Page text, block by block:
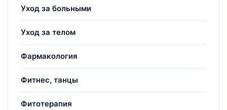
Уход за больными
Уход за телом
Фармакология
Фитнес, танцы
Фитотерапия